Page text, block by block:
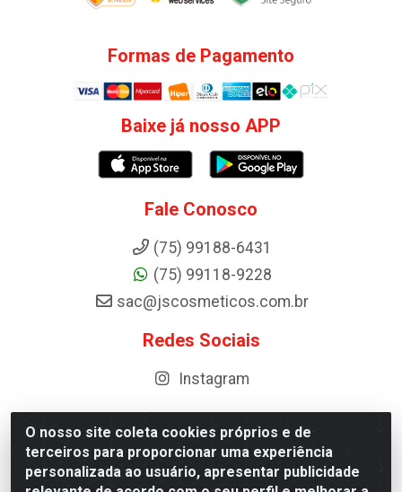
O nosso site coleta cookies próprios e de
terceiros para proporcionar uma experiência
personalizada ao usuário, apresentar publicidade
Formas de Pagamento
Baixe já nosso APP
Fale Conosco
(75) 99188-6431
(75) 99118-9228
sac@jscosmeticos.com.br
Redes Sociais
Instagram
Distribuidora de Cosméticos Antoneto LTDA - BA-052,
km 87 - Industrial, Ipirá - BA, 44600-000 - CNPJ